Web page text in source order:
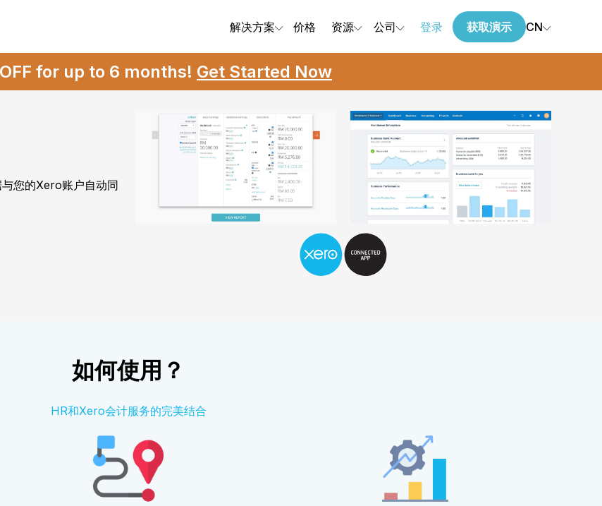
解决方案 价格 资源 公司 登录 获取演示 CN
for up to 6 months! Get Started Now
您的Xero账户自动同
如何使用？
HR和Xero会计服务的完美结合